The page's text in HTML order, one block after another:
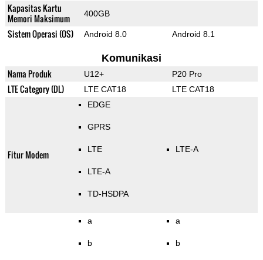
Kapasitas Kartu
Memori Maksimum
400GB
Sistem Operasi (OS) Android 8.0 Android 8.1
Komunikasi
Nama Produk U12+ P20 Pro
LTE Category (DL) LTE CAT18 LTE CAT18
Fitur Modem
EDGE
GPRS
LTE
LTE-A
TD-HSDPA
LTE-A
a
b
a
b